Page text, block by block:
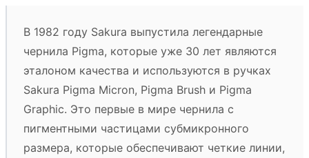
В 1982 году Sakura выпустила легендарные
чернила Pigma, которые уже 30 лет являются
эталоном качества и используются в ручках
Sakura Pigma Micron, Pigma Brush и Pigma
Graphiс. Это первые в мире чернила с
пигментными частицами субмикронного
размера, которые обеспечивают четкие линии,